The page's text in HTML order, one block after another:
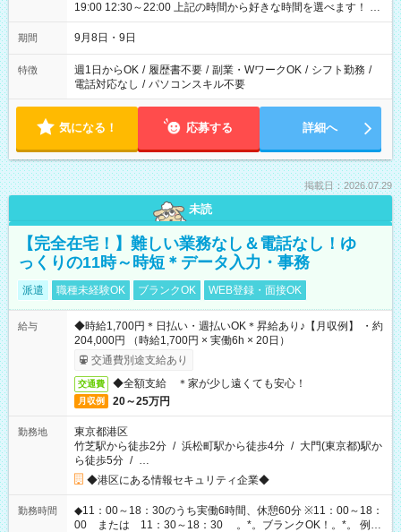
19:00 12:30～22:00 上記の時間から好きな時間を選べます！ ※
時間は変更となる可能性があります
期間 9月8日・9日
特徴 週1日からOK / 履歴書不要 / 副業・WワークOK / シフト勤務 /
電話対応なし / パソコンスキル不要
気になる！ 応募する 詳細へ
掲載日：2026.07.29
未読
【完全在宅！】難しい業務なし＆電話なし！ゆ
っくりの11時～時短＊データ入力・事務
派遣 職種未経験OK ブランクOK WEB登録・面接OK
給与
◆時給1,700円＊日払い・週払いOK＊昇給あり♪【月収例】 ・約
204,000円 （時給1,700円 × 実働6h × 20日）
交通費別途支給あり
交通費 ◆全額支給 ＊家が少し遠くても安心！
月収例 20～25万円
勤務地
東京都港区
竹芝駅から徒歩2分 / 浜松町駅から徒歩4分 / 大門(東京都)駅か
ら徒歩5分 / …
◆港区にある情報セキュリティ企業◆
勤務時間
◆11：00～18：30のうち実働6時間、休憩60分 ※11：00～18：
00 または 11：30～18：30 。*。ブランクOK！。*。 例え